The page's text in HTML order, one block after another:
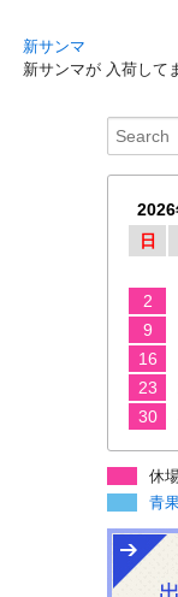
新サンマ
新サンマが 入荷して
2026
日
2
9
16
23
30
休
青